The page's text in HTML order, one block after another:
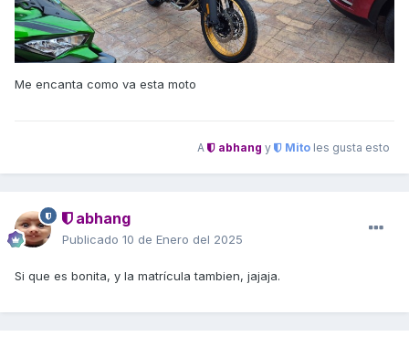
Me encanta como va esta moto
A abhang y Mito les gusta esto
abhang
Publicado 10 de Enero del 2025
Si que es bonita, y la matrícula tambien, jajaja.